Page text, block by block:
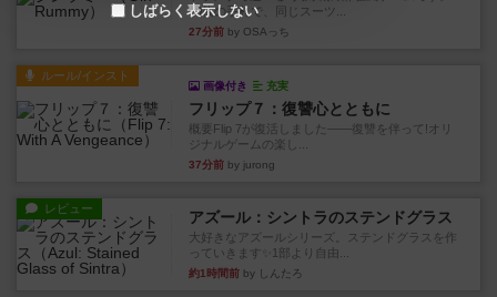
10枚の手札で、同じスーツ...
27分前 by OSAっち
ルール/インスト
画像付き 充実
フリップ７：復讐心とともに
概要Flip 7が復活しました――復讐を伴って!オリ
ジナルゲームの楽し...
37分前 by jurong
レビュー アズール：シントラのステンドグラス
大好きなアズールシリーズ。ステンドグラスを作
っていきます✨1部より自由...
約1時間前 by しんたろ
しばらく表示しない